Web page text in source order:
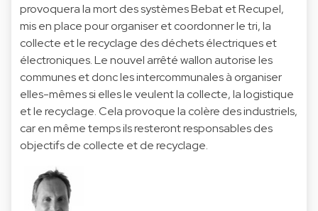
provoquera la mort des systèmes Bebat et Recupel,
mis en place pour organiser et coordonner le tri, la
collecte et le recyclage des déchets électriques et
électroniques. Le nouvel arrêté wallon autorise les
communes et donc les intercommunales à organiser
elles-mêmes si elles le veulent la collecte, la logistique
et le recyclage. Cela provoque la colère des industriels,
car en même temps ils resteront responsables des
objectifs de collecte et de recyclage.